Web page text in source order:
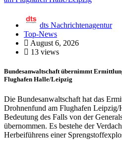
dts Nachrichtenagentur
Top-News
August 6, 2026
13 views
Bundesanwaltschaft übernimmt
Flughafen Halle/Leipzig
Die Bundesanwaltschaft hat das
Drohnenfund am Flughafen Leipzig/
Bedeutung des Falls von der
übernommen. Es bestehe der
Herbeiführens einer